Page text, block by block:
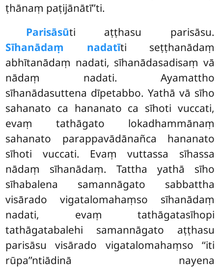
ṭhānaṃ paṭijānātī’’ti.
Parisāsūti aṭṭhasu parisāsu.
Sīhanādaṃ nadatīti seṭṭhanādaṃ
abhītanādaṃ nadati, sīhanādasadisaṃ vā
nādaṃ nadati. Ayamattho
sīhanādasuttena dīpetabbo. Yathā vā sīho
sahanato ca hananato ca sīhoti vuccati,
evaṃ tathāgato lokadhammānaṃ
sahanato parappavādānañca hananato
sīhoti vuccati. Evaṃ vuttassa sīhassa
nādaṃ sīhanādaṃ. Tattha yathā sīho
sīhabalena samannāgato sabbattha
visārado vigatalomahaṃso sīhanādaṃ
nadati, evaṃ tathāgatasīhopi
tathāgatabalehi samannāgato aṭṭhasu
parisāsu visārado vigatalomahaṃso ‘‘iti
rūpa’’ntiādinā nayena